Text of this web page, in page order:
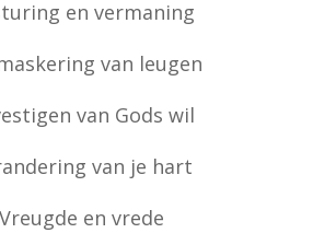
en vermaning
van leugen
van Gods wil
van je hart
Vreugde en vrede